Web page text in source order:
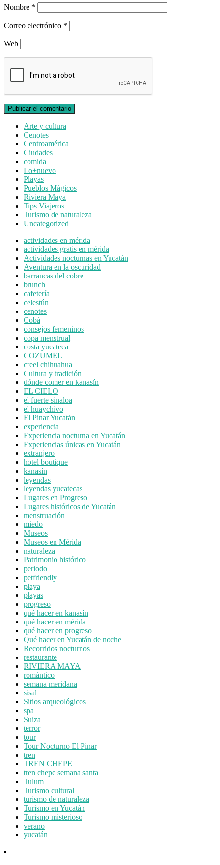
Nombre *
Correo electrónico *
Web
Arte y cultura
Cenotes
Centroamérica
Ciudades
comida
Lo+nuevo
Playas
Pueblos Mágicos
Riviera Maya
Tips Viajeros
Turismo de naturaleza
Uncategorized
actividades en mérida
actividades gratis en mérida
Actividades nocturnas en Yucatán
Aventura en la oscuridad
barrancas del cobre
brunch
cafetería
celestún
cenotes
Cobá
consejos femeninos
copa menstrual
costa yucateca
COZUMEL
creel chihuahua
Cultura y tradición
dónde comer en kanasín
EL CIELO
el fuerte sinaloa
el huaychivo
El Pinar Yucatán
experiencia
Experiencia nocturna en Yucatán
Experiencias únicas en Yucatán
extranjero
hotel boutique
kanasín
leyendas
leyendas yucatecas
Lugares en Progreso
Lugares históricos de Yucatán
menstruación
miedo
Museos
Museos en Mérida
naturaleza
Patrimonio histórico
periodo
petfriendly
playa
playas
progreso
qué hacer en kanasín
qué hacer en mérida
qué hacer en progreso
Qué hacer en Yucatán de noche
Recorridos nocturnos
restaurante
RIVIERA MAYA
romántico
semana meridana
sisal
Sitios arqueológicos
spa
Suiza
terror
tour
Tour Nocturno El Pinar
tren
TREN CHEPE
tren chepe semana santa
Tulum
Turismo cultural
turismo de naturaleza
Turismo en Yucatán
Turismo misterioso
verano
yucatán